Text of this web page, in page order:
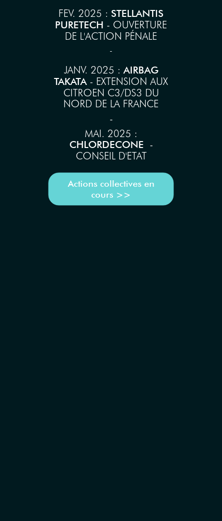
FEV. 2025 : STELLANTIS
PURETECH - OUVERTURE
DE L'ACTION PÉNALE
-
JANV. 2025 : AIRBAG
TAKATA - EXTENSION AUX
CITROEN C3/DS3 DU
NORD DE LA FRANCE
-
MAI. 2025 :
CHLORDECONE -
CONSEIL D'ETAT
Actions collectives en
cours >>